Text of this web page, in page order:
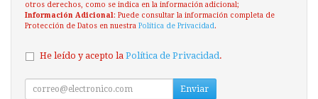
otros derechos, como se indica en la información adicional;
Información Adicional : Puede consultar la información completa de
Protección de Datos en nuestra Política de Privacidad .
He leído y acepto la Política de Privacidad.
Enviar